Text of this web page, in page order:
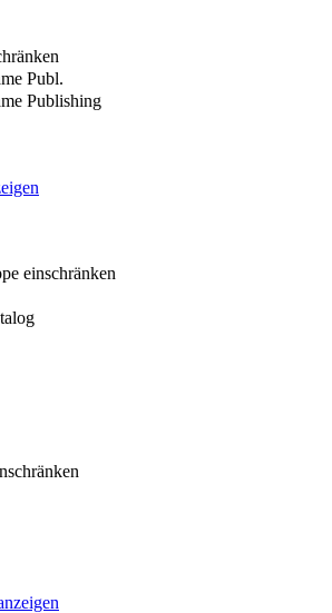
Publ.
Publishing
einschränken